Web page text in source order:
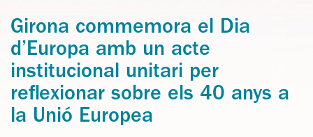
Girona commemora el Dia
d’Europa amb un acte
institucional unitari per
reflexionar sobre els 40 anys a
la Unió Europea